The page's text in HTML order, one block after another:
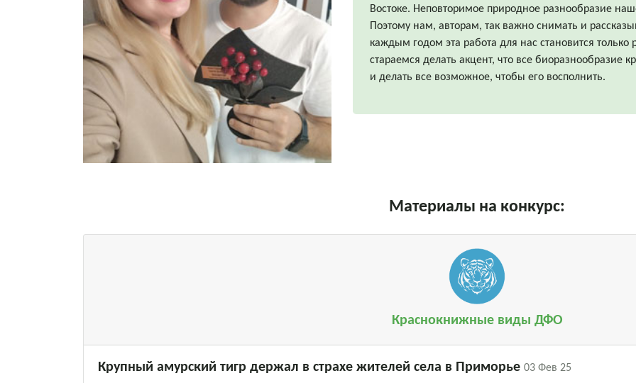
Востоке. Неповторимое природное разнообразие
Поэтому нам, авторам, так важно снимать и
каждым годом эта работа для нас становится
стараемся делать акцент, что все биоразнообразие
и делать все возможное, чтобы его восполнить.
Материалы на конкурс:
Краснокнижные виды ДФО
Крупный амурский тигр держал в страхе жителей села в Приморье 03 Фев 25